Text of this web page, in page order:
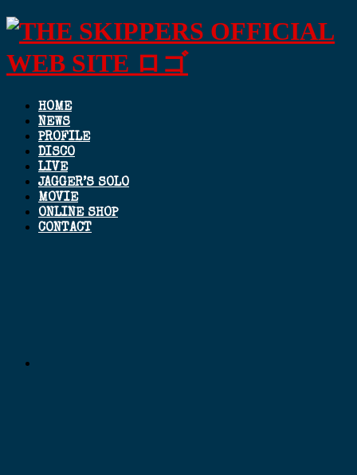
HOME
NEWS
PROFILE
DISCO
LIVE
JAGGER’S SOLO
MOVIE
ONLINE SHOP
CONTACT